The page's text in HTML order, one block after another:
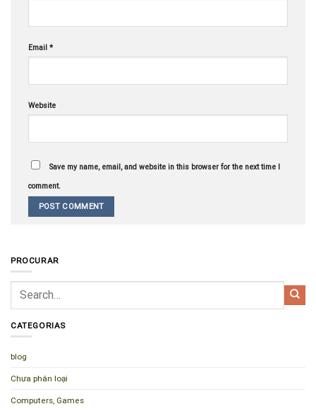
Email *
Website
Save my name, email, and website in this browser for the next time I
comment.
PROCURAR
CATEGORIAS
blog
Chưa phân loại
Computers, Games